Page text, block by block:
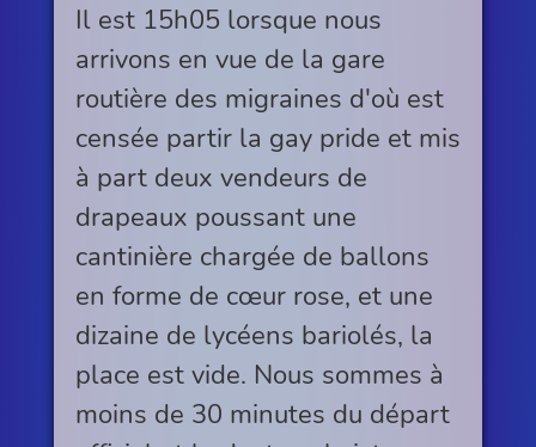
Il est 15h05 lorsque nous
arrivons en vue de la gare
routière des migraines d'où est
censée partir la gay pride et mis
à part deux vendeurs de
drapeaux poussant une
cantinière chargée de ballons
en forme de cœur rose, et une
dizaine de lycéens bariolés, la
place est vide. Nous sommes à
moins de 30 minutes du départ